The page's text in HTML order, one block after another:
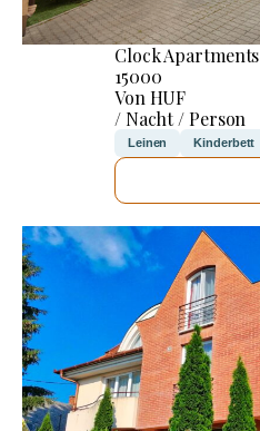
Clock Apartments
15000
Von HUF
/ Nacht / Person
Leinen Kinderbett